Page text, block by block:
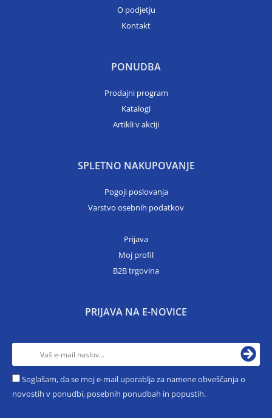
O podjetju
Kontakt
PONUDBA
Prodajni program
Katalogi
Artikli v akciji
SPLETNO NAKUPOVANJE
Pogoji poslovanja
Varstvo osebnih podatkov
Prijava
Moj profil
B2B trgovina
PRIJAVA NA E-NOVICE
Soglašam, da se moj e-mail uporablja za namene obveščanja o
novostih v ponudbi, posebnih ponudbah in popustih.